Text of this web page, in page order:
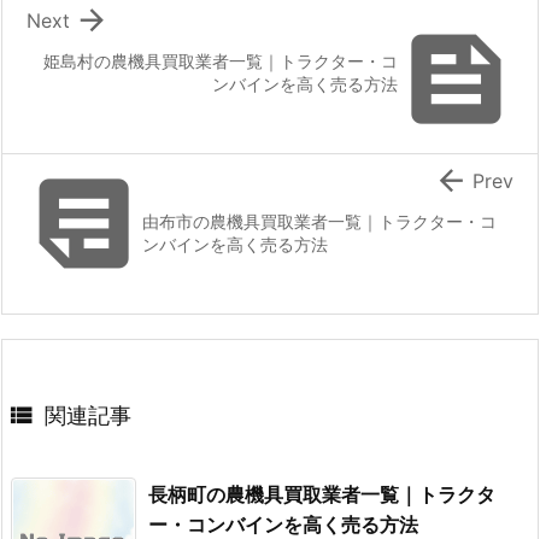

姫島村の農機具買取業者一覧｜トラクター・コ
ンバインを高く売る方法

Next
由布市の農機具買取業者一覧｜トラクター・コ
ンバインを高く売る方法
 Prev
 関連記事
長柄町の農機具買取業者一覧｜トラクタ
ー・コンバインを高く売る方法